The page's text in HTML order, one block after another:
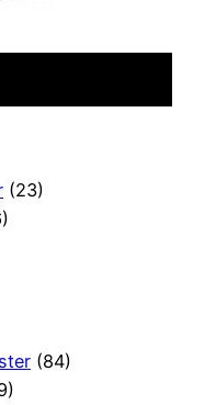
(23)
(84)